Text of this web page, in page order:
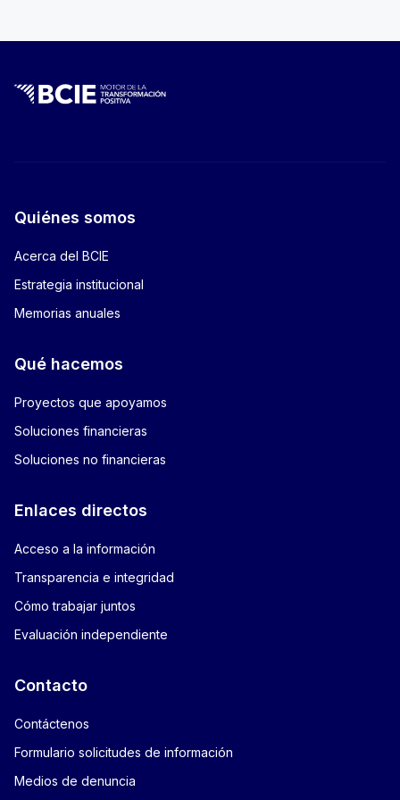
Quiénes somos
Acerca del BCIE
Estrategia institucional
Memorias anuales
Qué hacemos
Proyectos que apoyamos
Soluciones financieras
Soluciones no financieras
Enlaces directos
Acceso a la información
Transparencia e integridad
Cómo trabajar juntos
Evaluación independiente
Contacto
Contáctenos
Formulario solicitudes de información
Medios de denuncia